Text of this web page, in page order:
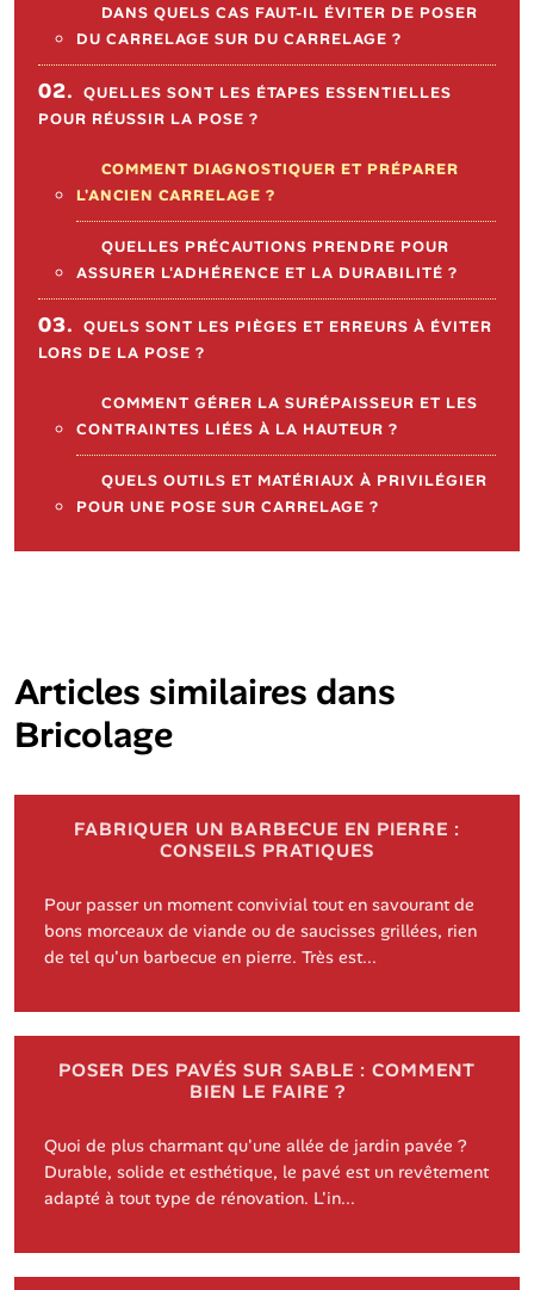
DANS QUELS CAS FAUT-IL ÉVITER DE POSER
DU CARRELAGE SUR DU CARRELAGE ?
02. QUELLES SONT LES ÉTAPES ESSENTIELLES
POUR RÉUSSIR LA POSE ?
COMMENT DIAGNOSTIQUER ET PRÉPARER
L'ANCIEN CARRELAGE ?
QUELLES PRÉCAUTIONS PRENDRE POUR
ASSURER L'ADHÉRENCE ET LA DURABILITÉ ?
03. QUELS SONT LES PIÈGES ET ERREURS À ÉVITER
LORS DE LA POSE ?
COMMENT GÉRER LA SURÉPAISSEUR ET LES
CONTRAINTES LIÉES À LA HAUTEUR ?
QUELS OUTILS ET MATÉRIAUX À PRIVILÉGIER
POUR UNE POSE SUR CARRELAGE ?
Articles similaires dans
Bricolage
FABRIQUER UN BARBECUE EN PIERRE :
CONSEILS PRATIQUES
Pour passer un moment convivial tout en savourant de
bons morceaux de viande ou de saucisses grillées, rien
de tel qu'un barbecue en pierre. Très est...
POSER DES PAVÉS SUR SABLE : COMMENT
BIEN LE FAIRE ?
Quoi de plus charmant qu'une allée de jardin pavée ?
Durable, solide et esthétique, le pavé est un revêtement
adapté à tout type de rénovation. L'in...